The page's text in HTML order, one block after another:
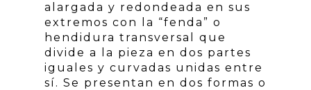
alargada y redondeada en sus
extremos con la “fenda” o
hendidura transversal que
divide a la pieza en dos partes
iguales y curvadas unidas entre
sí. Se presentan en dos formas o